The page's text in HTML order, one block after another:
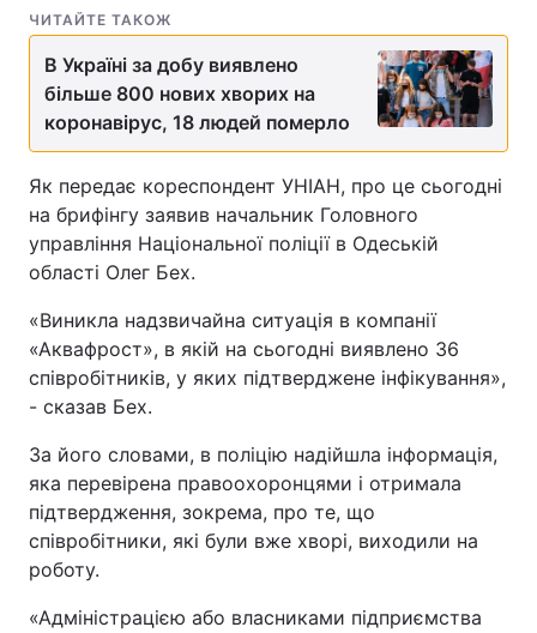
ЧИТАЙТЕ ТАКОЖ
В Україні за добу виявлено
більше 800 нових хворих на
коронавірус, 18 людей померло
Як передає кореспондент УНІАН, про це сьогодні
на брифінгу заявив начальник Головного
управління Національної поліції в Одеській
області Олег Бех.
«Виникла надзвичайна ситуація в компанії
«Аквафрост», в якій на сьогодні виявлено 36
співробітників, у яких підтверджене інфікування»,
- сказав Бех.
За його словами, в поліцію надійшла інформація,
яка перевірена правоохоронцями і отримала
підтвердження, зокрема, про те, що
співробітники, які були вже хворі, виходили на
роботу.
«Адміністрацією або власниками підприємства